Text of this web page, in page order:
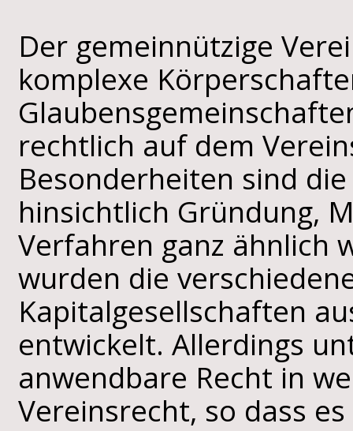
Der gemeinnützige
komplexe
rechtlich auf dem
Besonderheiten sind
hinsichtlich Gründung,
Verfahren ganz ähnlich
wurden die
Kapitalgesellschaften
entwickelt. Allerdings
anwendbare Recht in
Vereinsrecht, so dass